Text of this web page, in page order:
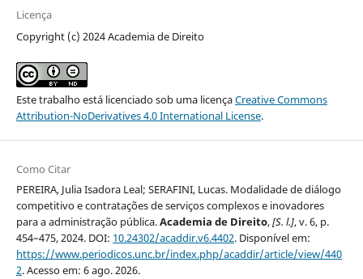
Licença
Copyright (c) 2024 Academia de Direito
Este trabalho está licenciado sob uma licençaCreative Commons
Attribution-NoDerivatives 4.0 International License.
Como Citar
PEREIRA, Julia Isadora Leal; SERAFINI, Lucas. Modalidade de diálogo
competitivo e contratações de serviços complexos e inovadores
para a administração pública.Academia de Direito,[S. l.], v. 6, p.
454–475, 2024. DOI: 10.24302/acaddir.v6.4402. Disponível em:
https://www.periodicos.unc.br/index.php/acaddir/article/view/440
2. Acesso em: 6 ago. 2026.